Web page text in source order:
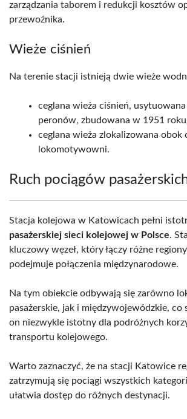
zarządzania taborem i redukcji kosztów
przewoźnika.
Wieże ciśnień
Na terenie stacji istnieją dwie wieże
ceglana wieża ciśnień,
peronów, zbudowana w 1951
ceglana wieża zlokalizowana obok
lokomotywowni.
Ruch pociągów
Stacja kolejowa w Katowicach pełni
pasażerskiej sieci kolejowej w Polsce.
kluczowy węzeł, który łączy różne
podejmuje połączenia międzynarodowe.
Na tym obiekcie odbywają się zarówno
pasażerskie, jak i międzywojewódzkie, co
on niezwykle istotny dla podróżnych
transportu kolejowego.
Warto zaznaczyć, że na stacji Katowice
zatrzymują się pociągi wszystkich
ułatwia dostęp do różnych destynacji.